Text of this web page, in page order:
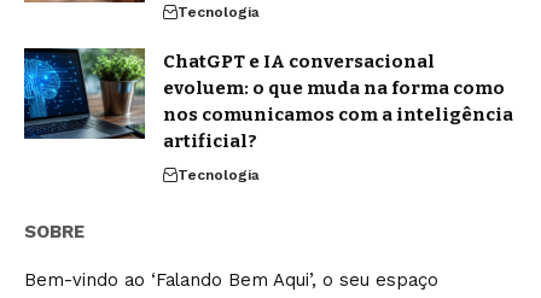
Tecnologia
ChatGPT e IA conversacional
evoluem: o que muda na forma como
nos comunicamos com a inteligência
artificial?
Tecnologia
SOBRE
Bem-vindo ao ‘Falando Bem Aqui’, o seu espaço